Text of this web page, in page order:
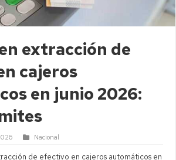
extracción de
cajeros
en junio 2026:
Nacional
de efectivo en cajeros automáticos en